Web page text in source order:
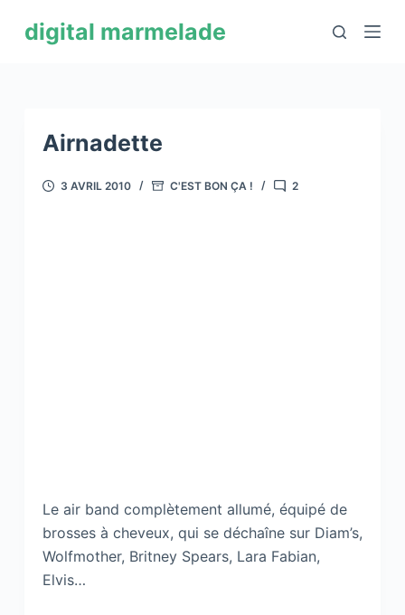
digital marmelade
Airnadette
3 AVRIL 2010 C'EST BON ÇA ! 2
Le air band complètement allumé, équipé de
brosses à cheveux, qui se déchaîne sur Diam’s,
Wolfmother, Britney Spears, Lara Fabian,
Elvis…